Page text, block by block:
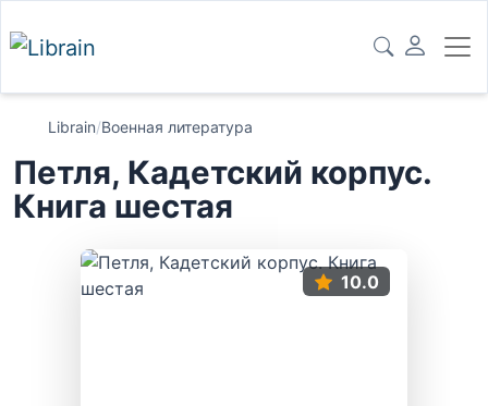
Librain/Военная литература
Петля, Кадетский корпус.
Книга шестая
10.0